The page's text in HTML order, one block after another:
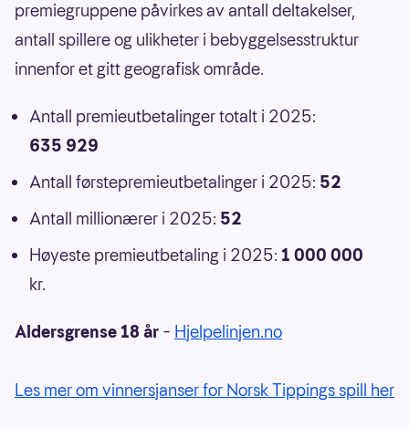
premiegruppene påvirkes av antall deltakelser,
antall spillere og ulikheter i bebyggelsesstruktur
innenfor et gitt geografisk område.
Antall premieutbetalinger totalt i 2025:
635 929
Antall førstepremieutbetalinger i 2025: 52
Antall millionærer i 2025: 52
Høyeste premieutbetaling i 2025: 1 000 000
kr.
Aldersgrense 18 år – Hjelpelinjen.no
Les mer om vinnersjanser for Norsk Tippings spill her